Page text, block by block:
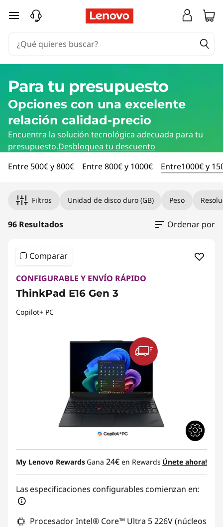
Ir al contenido principal
Para tu presupuesto
Opciones con una excelente
relación calidad-precio
Encuentra la solución tecnológica adecuada para tu
presupuesto.Desbloquea tu descuento
Entre 500€ y 800€
Entre 800€ y 1000€ Entre1000€ y
Filtros Unidad de disco duro (GB) Peso
96 Resultados Ordenar por
Comparar
CONFIGURABLE Y ENVÍO RÁPIDO
ThinkPad E16 Gen 3
Copilot+ PC
My Lenovo Rewards Gana 24€ en Rewards Únete ahora!
Las especificaciones configurables comienzan en:
Procesador Intel® Core™ Ultra 5 226V (núcleos